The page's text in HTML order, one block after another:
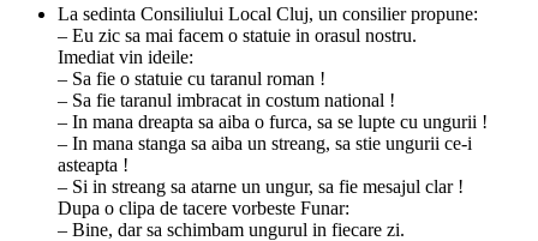
La sedinta Consiliului Local Cluj, un consilier propune:
– Eu zic sa mai facem o statuie in orasul nostru.
Imediat vin ideile:
– Sa fie o statuie cu taranul roman !
– Sa fie taranul imbracat in costum national !
– In mana dreapta sa aiba o furca, sa se lupte cu ungurii !
– In mana stanga sa aiba un streang, sa stie ungurii ce-i
asteapta !
– Si in streang sa atarne un ungur, sa fie mesajul clar !
Dupa o clipa de tacere vorbeste Funar:
– Bine, dar sa schimbam ungurul in fiecare zi.